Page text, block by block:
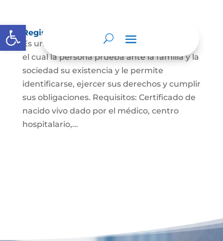
Abrir barra de herramientas
Registro Civil de Nacimiento
Es un documento indispensable mediante
el cual la persona prueba ante la familia y la
sociedad su existencia y le permite
identificarse, ejercer sus derechos y cumplir
sus obligaciones. Requisitos: Certificado de
nacido vivo dado por el médico, centro
hospitalario,...